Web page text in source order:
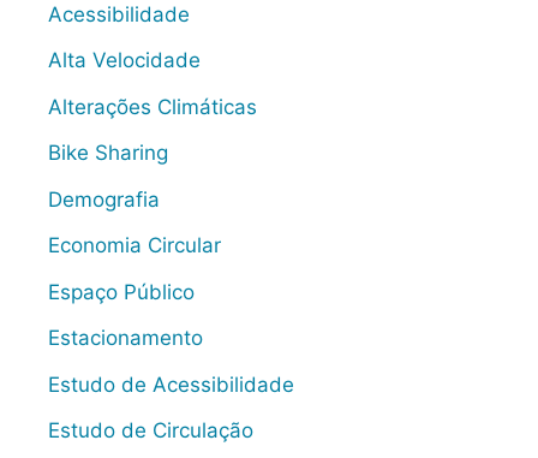
Acessibilidade
Alta Velocidade
Alterações Climáticas
Bike Sharing
Demografia
Economia Circular
Espaço Público
Estacionamento
Estudo de Acessibilidade
Estudo de Circulação